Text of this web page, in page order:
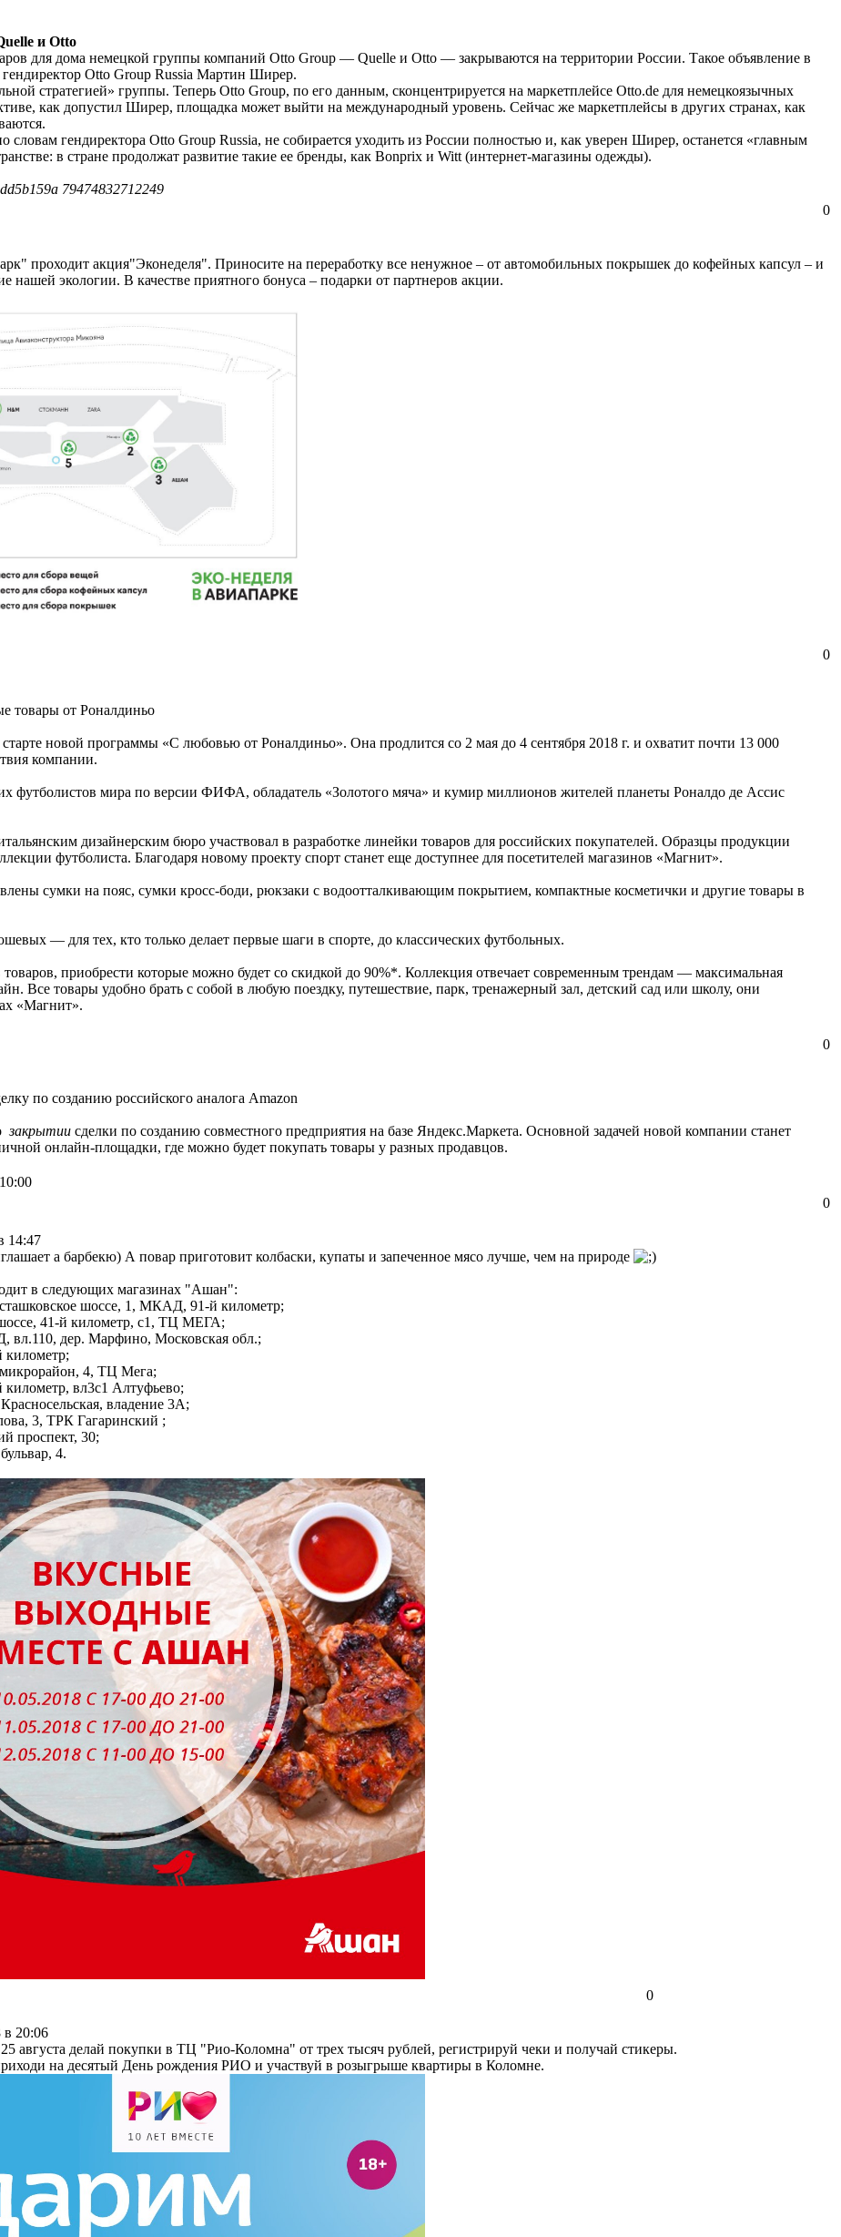
и Otto
для дома немецкой группы компаний Otto Group — ​Quelle и Otto — закрываются на территории России. Такое объявление в
​гендиректор Otto Group Russia Мартин Ширер.
стратегией» группы. Теперь Otto Group, по его данным, сконцентрируется на маркетплейсе Otto.de для немецкоязычных
как допустил Ширер, площадка может выйти на международный уровень. Сейчас же маркетплейсы в других странах, как
гендиректора Otto Group Russia, не собирается уходить из России полностью и, как уверен Ширер, останется «главным
в стране продолжат развитие такие ее бренды, как Bonprix и Witt (интернет-магазины одежды).
79474832712249
0
проходит акция"Эконеделя". Приносите на переработку все ненужное – от автомобильных покрышек до кофейных капсул – и
нашей экологии. В качестве приятного бонуса – подарки от партнеров акции.
0
товары от Роналдиньо
новой программы «С любовью от Роналдиньо». Она продлится со 2 мая до 4 сентября 2018 г. и охватит почти 13 000
компании.
футболистов мира по версии ФИФА, обладатель «Золотого мяча» и кумир миллионов жителей планеты Роналдо де Ассис
дизайнерским бюро участвовал в разработке линейки товаров для российских покупателей. Образцы продукции
футболиста. Благодаря новому проекту спорт станет еще доступнее для посетителей магазинов «Магнит».
сумки на пояс, сумки кросс-боди, рюкзаки с водоотталкивающим покрытием, компактные косметички и другие товары в
— для тех, кто только делает первые шаги в спорте, до классических футбольных.
приобрести которые можно будет со скидкой до 90%*. Коллекция отвечает современным трендам — максимальная
Все товары удобно брать с собой в любую поездку, путешествие, парк, тренажерный зал, детский сад или школу, они
«Магнит».
0
по созданию российского аналога Amazon
закрытии сделки по созданию совместного предприятия на базе Яндекс.Маркета. Основной задачей новой компании станет
онлайн-площадки, где можно будет покупать товары у разных продавцов.
0
14:47
а барбекю) А повар приготовит колбаски, купаты и запеченное мясо лучше, чем на природе
в следующих магазинах "Ашан":
шоссе, 1, МКАД, 91-й километр;
41-й километр, с1, ТЦ МЕГА;
дер. Марфино, Московская обл.;
4, ТЦ Мега;
вл3с1 Алтуфьево;
владение 3А;
3, ТРК Гагаринский ;
проспект, 30;
4.
0
в 20:06
августа делай покупки в ТЦ "Рио-Коломна" от трех тысяч рублей, регистрируй чеки и получай стикеры.
на десятый День рождения РИО и участвуй в розыгрыше квартиры в Коломне.